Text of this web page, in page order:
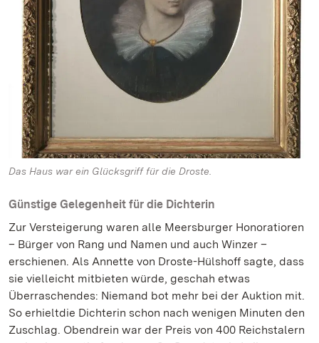
Das Haus war ein Glücksgriff für die Droste.
Günstige Gelegenheit für die Dichterin
Zur Versteigerung waren alle Meersburger Honoratioren
– Bürger von Rang und Namen und auch Winzer –
erschienen. Als Annette von Droste-Hülshoff sagte, dass
sie vielleicht mitbieten würde, geschah etwas
Überraschendes: Niemand bot mehr bei der Auktion mit.
So erhieltdie Dichterin schon nach wenigen Minuten den
Zuschlag. Obendrein war der Preis von 400 Reichstalern